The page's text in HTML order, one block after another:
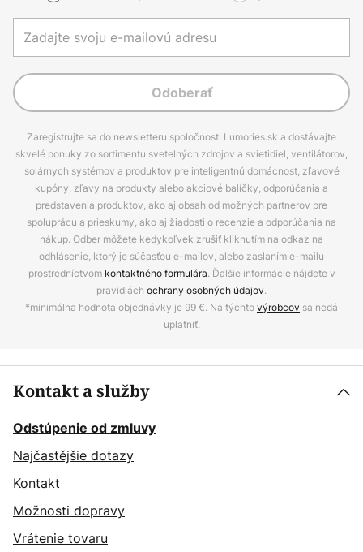
Odoberať
Zaregistrujte sa do newsletteru spoločnosti Lumories.sk a dostávajte
skvelé ponuky zo sortimentu svetelných zdrojov a svietidiel, ventilátorov,
solárnych systémov a produktov pre inteligentnú domácnosť, zľavové
kupóny, zľavy na produkty alebo akciové balíčky, odporúčania a
predstavenia produktov, ako aj obsah od možných partnerov pre
spoluprácu a prieskumy, ako aj žiadosti o recenzie a odporúčania na
nákup. Odber môžete kedykoľvek zrušiť kliknutím na odkaz na
odhlásenie, ktorý je súčasťou e-mailov, alebo zaslaním e-mailu
prostredníctvom kontaktného formulára. Ďalšie informácie nájdete v
pravidlách ochrany osobných údajov.
*minimálna hodnota objednávky je 99 €. Na týchtovýrobcov sa nedá
uplatniť.
Kontakt a služby
Odstúpenie od zmluvy
Najčastějšie dotazy
Kontakt
Možnosti dopravy
Vrátenie tovaru